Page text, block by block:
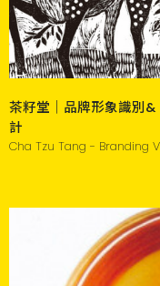
茶籽堂｜品牌形象識別
計
Cha Tzu Tang - Branding